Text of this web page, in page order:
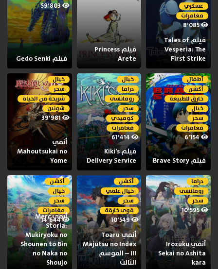
عسكري
مغامرات
8٬085
فيلم Tales of
Vesperia: The
First Strike
فيلم Princess
Arete
59٬803
فيلم Gedo Senki
أطفال
أكشن
خارق للطبيعة
خيال
سحر
مغامرات
6٬154
فيلم Brave Story
خيال
دراما
رومانسى
سحر
كوميدي
مغامرات
61٬414
فيلم Kiki’s
Delivery Service
خيال
سحر
شريحة من الحياة
شونين
39٬981
أنمي
Mahoutsukai no
Yome
دراما
رومانسى
سحر
10٬595
أنمي Irozuku
Sekai no Ashita
kara
أكشن
خيال علمي
سحر
قوى خارقة
10٬549
أنمي Toaru
Majutsu no Index
III – الموسم
الثالث
أكشن
خيال
سحر
مغامرات
14٬644
أنمي Merc
Storia:
Mukiryoku no
Shounen to Bin
no Naka no
Shoujo